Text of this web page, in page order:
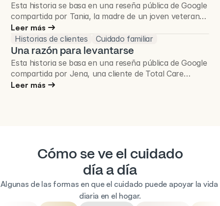
Esta historia se basa en una reseña pública de Google
compartida por Tania, la madre de un joven veterano
y cliente de Total Care Connections.
Leer más
Historias de clientes
Cuidado familiar
Una razón para levantarse
Esta historia se basa en una reseña pública de Google
compartida por Jena, una cliente de Total Care
Connections.
Leer más
Cómo se ve el cuidado
día a día
Algunas de las formas en que el cuidado puede apoyar la vida
diaria en el hogar.